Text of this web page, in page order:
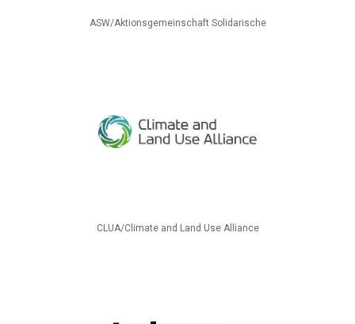
ASW/Aktionsgemeinschaft Solidarische
CLUA/Climate and Land Use Alliance